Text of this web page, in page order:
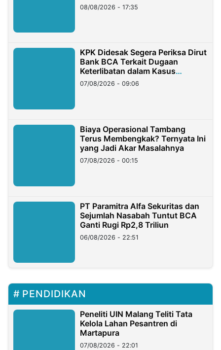
08/08/2026 - 17:35
KPK Didesak Segera Periksa Dirut
Bank BCA Terkait Dugaan
Keterlibatan dalam Kasus
Hilangnya Dana Nasabah Rp2,58
Miliar
07/08/2026 - 09:06
Biaya Operasional Tambang
Terus Membengkak? Ternyata Ini
yang Jadi Akar Masalahnya
07/08/2026 - 00:15
PT Paramitra Alfa Sekuritas dan
Sejumlah Nasabah Tuntut BCA
Ganti Rugi Rp2,8 Triliun
06/08/2026 - 22:51
PENDIDIKAN
Peneliti UIN Malang Teliti Tata
Kelola Lahan Pesantren di
Martapura
07/08/2026 - 22:01